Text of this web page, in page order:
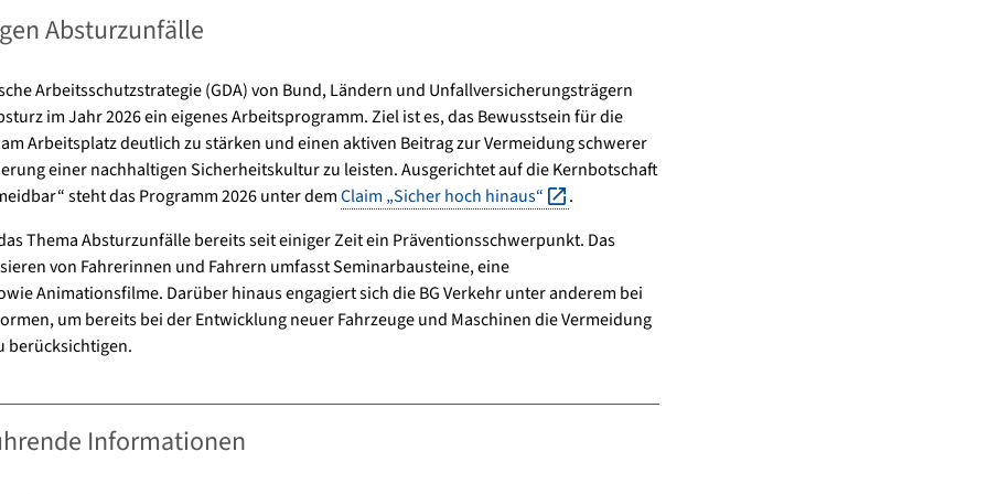
Absturzunfälle
Arbeitsschutzstrategie (GDA) von Bund, Ländern und Unfallversicherungsträgern
im Jahr 2026 ein eigenes Arbeitsprogramm. Ziel ist es, das Bewusstsein für die
Arbeitsplatz deutlich zu stärken und einen aktiven Beitrag zur Vermeidung schwerer
einer nachhaltigen Sicherheitskultur zu leisten. Ausgerichtet auf die Kernbotschaft
steht das Programm 2026 unter demClaim „Sicher hoch hinaus“
.
Thema Absturzunfälle bereits seit einiger Zeit ein Präventionsschwerpunkt. Das
von Fahrerinnen und Fahrern umfasst Seminarbausteine, eine
Animationsfilme. Darüber hinaus engagiert sich die BG Verkehr unter anderem bei
um bereits bei der Entwicklung neuer Fahrzeuge und Maschinen die Vermeidung
berücksichtigen.
Informationen